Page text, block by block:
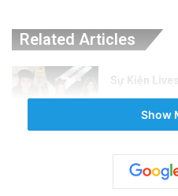
Related Articles
Sự Kiện
Việt Nam!
4 hours ago
Sự Nóng
Show